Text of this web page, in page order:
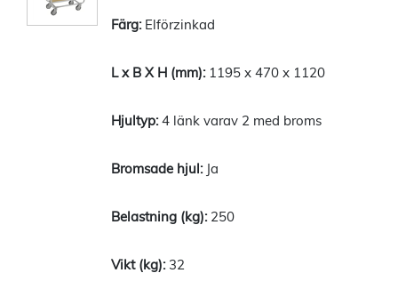
Elförzinkad
1195 x 470 x 1120
4 länk varav 2 med broms
Ja
250
32